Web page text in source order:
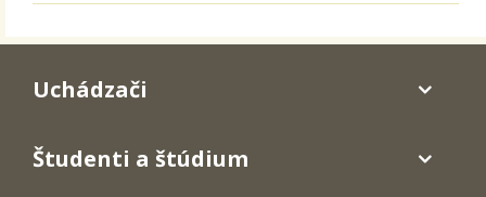
Uchádzači
Študenti a štúdium